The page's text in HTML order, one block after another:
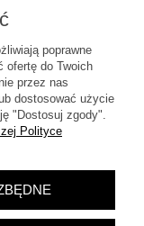
poprawne
ofertę do Twoich
przez nas
dostosować użycie
"Dostosuj zgody".
Polityce